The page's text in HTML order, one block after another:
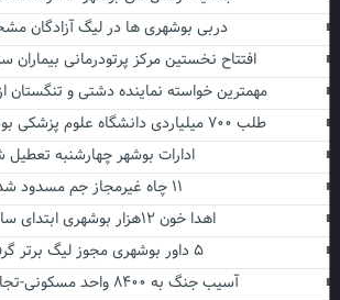
دربی بوشهری ها در لیگ آزادگان
افتتاح نخستین مرکز پرتودرمانی بیماران
مهمترین خواسته نماینده دشتی و تنگستان
طلب ۷۰۰ میلیاردی دانشگاه علوم پزشکی بوشهر از بیمه ها
ادارات بوشهر چهارشنبه تعطیل
اهدا خون ۱۲هزار بوشهری ابتدای سالجاری
آسیب جنگ به ۸۴۰۰ واحد مسکونی-تجاری بوشهر